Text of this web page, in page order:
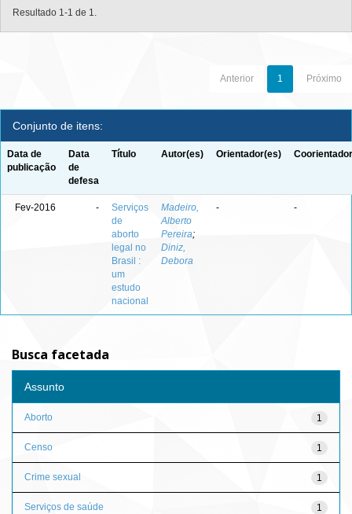
Resultado 1-1 de 1.
Anterior 1 Próximo
Conjunto de itens:
Data de
publicação
Data
de
defesa
Título Autor(es) Orientador(es)
Fev-2016 -
Serviços
de
aborto
legal no
Brasil :
um
estudo
nacional
Madeiro,
Alberto
Pereira;
Diniz,
Debora
- -
Busca facetada
Assunto
1
Aborto
1
Censo
1
Crime sexual
1
Serviços de saúde